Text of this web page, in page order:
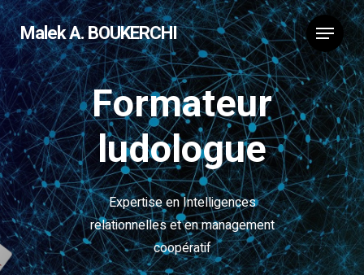
Malek A. BOUKERCHI
Formateur
ludologue
Expertise en Intelligences
relationnelles et en management
coopératif